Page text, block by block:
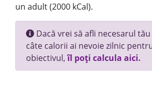
un adult (2000 kCal).
Dacă vrei să afli necesarul
câte calorii ai nevoie zilnic
obiectivul,îl poți calcula aici.